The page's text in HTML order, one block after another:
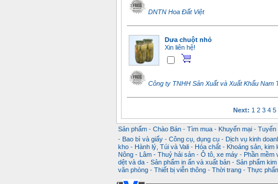
DNTN Hoa Đất Việt
Dưa chuột nhỏ
Xin liên hệ!
Công ty TNHH Sản Xuất và Xuất Khẩu Nam
Next: 1 2 3 4 5
Sản phẩm - Chào Bán - Tìm mua - Khuyến mại - Tuyển
- Bao bì và giấy - Công cụ, dụng cụ - Dịch vụ kinh
kho - Hành lý, Túi và Vali - Hóa chất - Khoáng sản, kim
Nông - Lâm - Thuỷ hải sản - Ô tô, xe máy - Phần mềm
dệt và da - Sản phẩm in ấn và xuất bản - Sản phẩm kim
văn phòng - Thiết bị viễn thông - Thời trang - Thực